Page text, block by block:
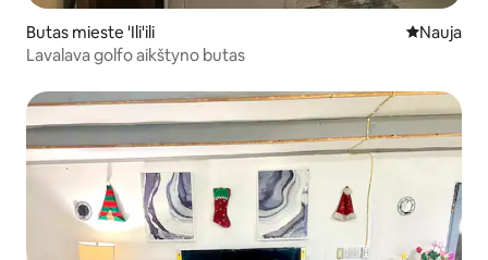
Butas mieste 'Ili'ili Nauja
Nauja
Lavalava golfo aikštyno butas